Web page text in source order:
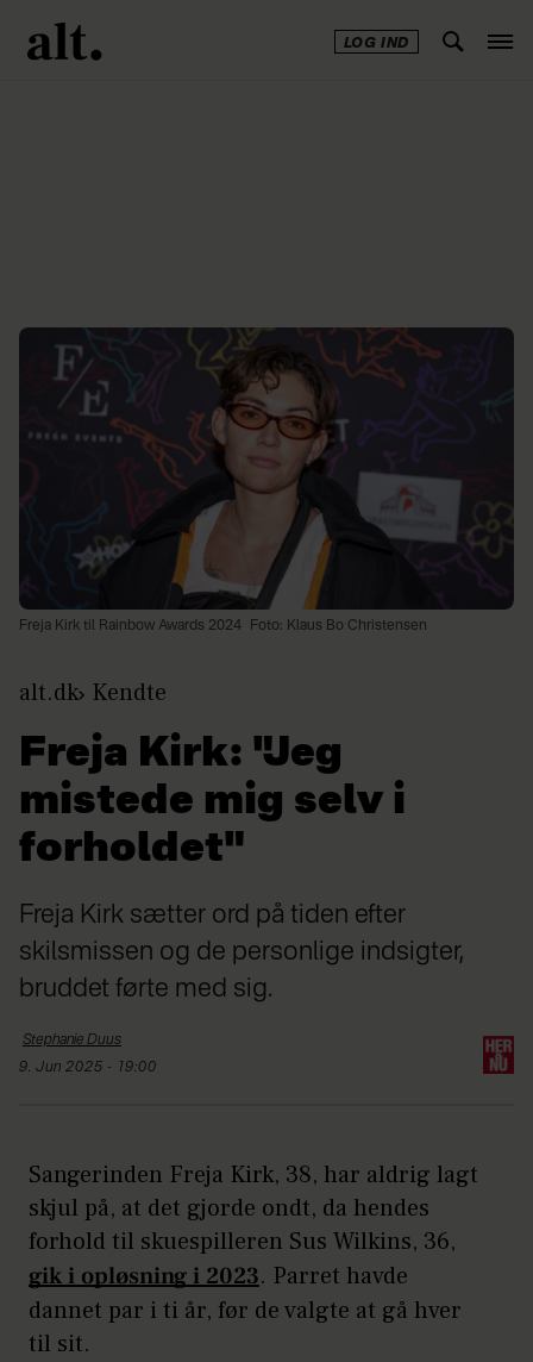
LOG IND
Freja Kirk til Rainbow Awards 2024 Foto: Klaus Bo Christensen
alt.dk Kendte
Freja Kirk: "Jeg
mistede mig selv i
forholdet"
Freja Kirk sætter ord på tiden efter
skilsmissen og de personlige indsigter,
bruddet førte med sig.
Stephanie Duus
9. Jun 2025 - 19:00
Sangerinden Freja Kirk, 38, har aldrig lagt
skjul på, at det gjorde ondt, da hendes
forhold til skuespilleren Sus Wilkins, 36,
gik i opløsning i 2023. Parret havde
dannet par i ti år, før de valgte at gå hver
til sit.